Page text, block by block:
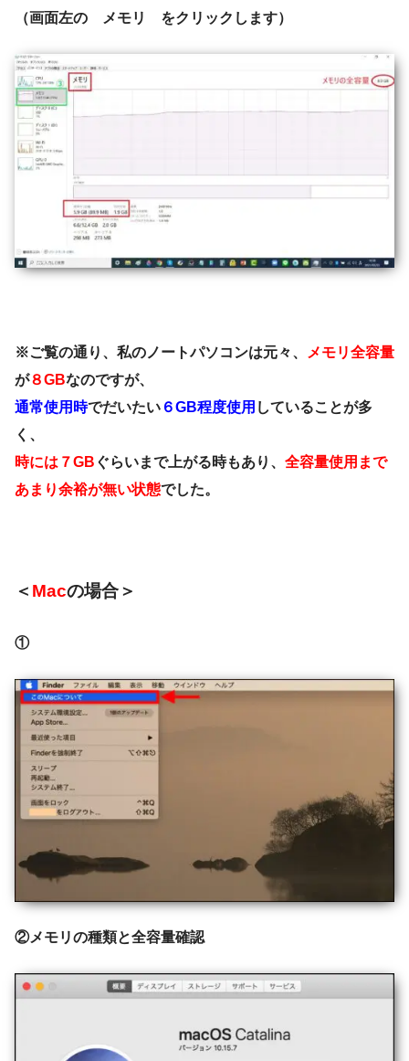
（画面左の メモリ をクリックします）
※ご覧の通り、私のノートパソコンは元々、
メモリ全容量
が８GBなのですが、
通常使用時でだいたい ６GB程度使用 していることが多
く、
時には７GB ぐらいまで上がる時もあり、 全容量使用まで
あまり余裕が無い状態でした。
＜ Macの場合＞
①
②メモリの種類と全容量確認